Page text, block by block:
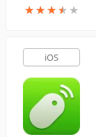
★★★★ ★
★★★★ ★
iOS